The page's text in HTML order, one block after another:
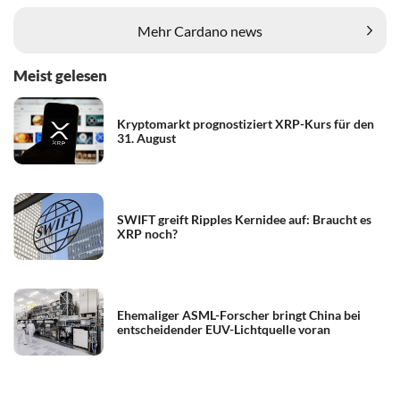
Mehr Cardano news
Meist gelesen
Kryptomarkt prognostiziert XRP-Kurs für den
31. August
SWIFT greift Ripples Kernidee auf: Braucht es
XRP noch?
Ehemaliger ASML-Forscher bringt China bei
entscheidender EUV-Lichtquelle voran